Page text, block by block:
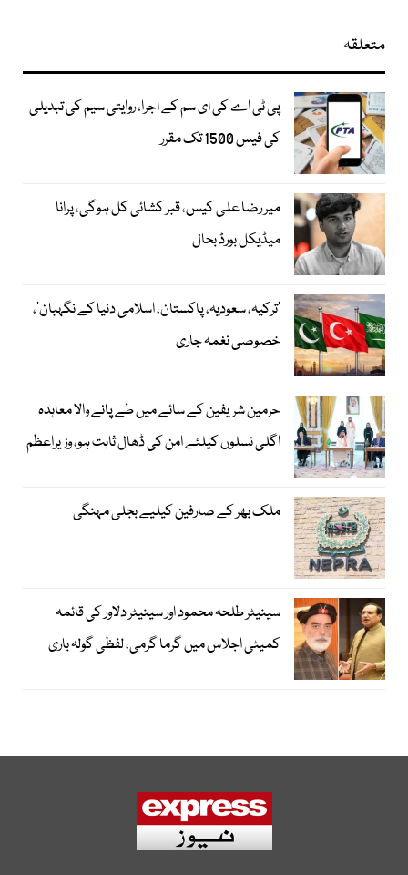
متعلقہ
پی ٹی اے کی ای سم کے اجرا، روایتی سیم کی تبدیلی
کی فیس 1500 تک مقرر
میر رضا علی کیس، قبر کشائی کل ہوگی، پرانا
میڈیکل بورڈ بحال
‘ترکیہ، سعودیہ، پاکستان، اسلامی دنیا کے نگہبان’،
خصوصی نغمہ جاری
حرمین شریفین کے سائے میں طے پانے والا معاہدہ
اگلی نسلوں کیلئے امن کی ڈھال ثابت ہو، وزیراعظم
ملک بھر کے صارفین کیلیے بجلی مہنگی
سینیٹر طلحہ محمود اور سینیٹر دلاور کی قائمہ
کمیٹی اجلاس میں گرما گرمی، لفظی گولہ باری